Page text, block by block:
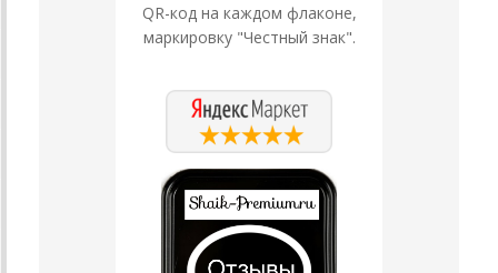
QR-код на каждом флаконе,
маркировку "Честный знак".